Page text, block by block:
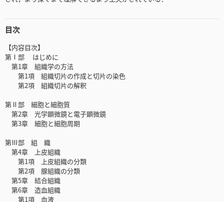
目次
【内容目次】
第Ⅰ部 はじめに
第1章 組織学の方法
第1項 組織切片の作成と切片の染色
第2項 組織切片の解釈
第Ⅱ部 細胞と細胞質
第2章 光学顕微鏡と電子顕微鏡
第3章 細胞と細胞周期
第Ⅲ部 組 織
第4章 上皮組織
第1項 上皮組織の分類
第2項 腺組織の分類
第5章 結合組織
第6章 造血組織
第1項 血液